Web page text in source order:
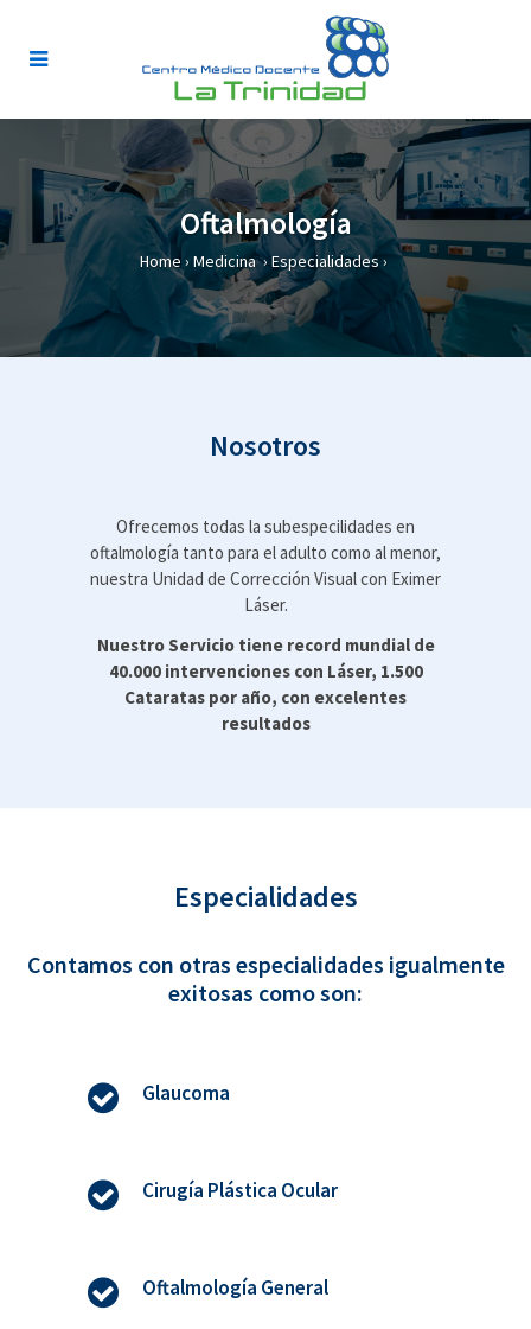
Oftalmología
Home › Medicina›Especialidades ›
Nosotros
Ofrecemos todas la subespecilidades en
oftalmología tanto para el adulto como al menor,
nuestra Unidad de Corrección Visual con Eximer
Láser.
Nuestro Servicio tiene record mundial de
40.000 intervenciones con Láser, 1.500
Cataratas por año, con excelentes
resultados
Especialidades
Contamos con otras especialidades igualmente
exitosas como son:
Glaucoma
Cirugía Plástica Ocular
Oftalmología General